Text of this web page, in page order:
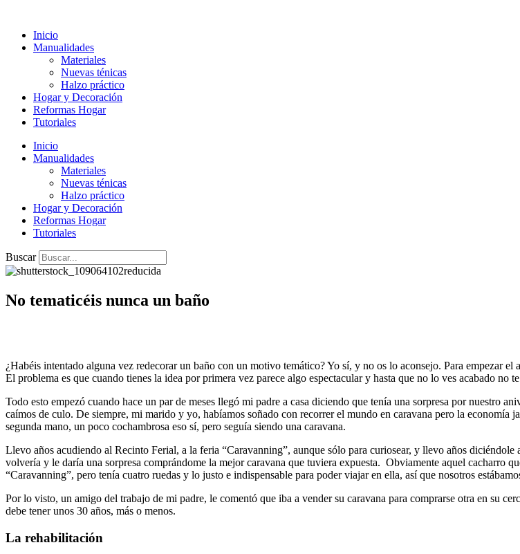
contenido
Inicio
Manualidades
Materiales
Nuevas ténicas
Halzo práctico
Hogar y Decoración
Reformas Hogar
Tutoriales
Inicio
Manualidades
Materiales
Nuevas ténicas
Halzo práctico
Hogar y Decoración
Reformas Hogar
Tutoriales
Buscar
No tematicéis nunca un baño
¿Habéis intentado alguna vez redecorar un baño con un motivo temático? Yo sí, y no os lo aconsejo. Para empezar
El problema es que cuando tienes la idea por primera vez parece algo espectacular y hasta que no lo ves acabado no
Todo esto empezó cuando hace un par de meses llegó mi padre a casa diciendo que tenía una sorpresa por nuestro
caímos de culo. De siempre, mi marido y yo, habíamos soñado con recorrer el mundo en caravana pero la
segunda mano, un poco cochambrosa eso sí, pero seguía siendo una caravana.
Llevo años acudiendo al Recinto Ferial, a la feria “Caravanning”, aunque sólo para curiosear, y llevo años diciéndole
volvería y le daría una sorpresa comprándome la mejor caravana que tuviera expuesta. Obviamente aquel cacharro
“Caravanning”, pero tenía cuatro ruedas y lo justo e indispensable para poder viajar en ella, así que nosotros
Por lo visto, un amigo del trabajo de mi padre, le comentó que iba a vender su caravana para comprarse otra en su
debe tener unos 30 años, más o menos.
La rehabilitación